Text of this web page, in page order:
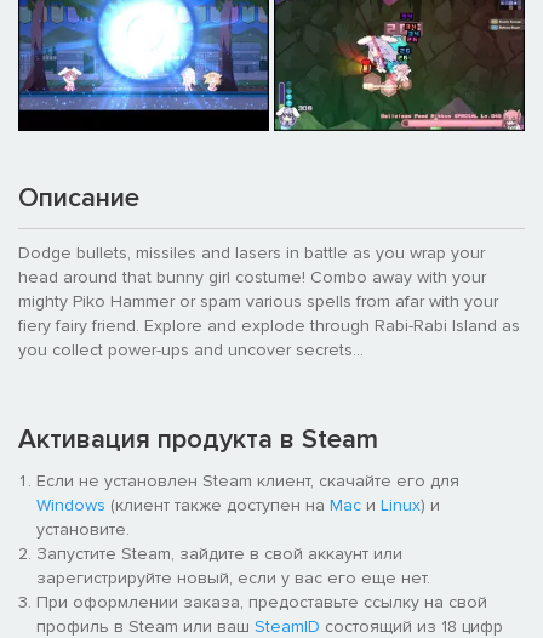
Описание
Dodge bullets, missiles and lasers in battle as you wrap your
head around that bunny girl costume! Combo away with your
mighty Piko Hammer or spam various spells from afar with your
fiery fairy friend. Explore and explode through Rabi-Rabi Island as
you collect power-ups and uncover secrets...
Активация продукта в Steam
Если не установлен Steam клиент, скачайте его для
Windows (клиент также доступен на Mac и Linux) и
установите.
Запустите Steam, зайдите в свой аккаунт или
зарегистрируйте новый, если у вас его еще нет.
При оформлении заказа, предоставьте ссылку на свой
профиль в Steam или ваш SteamID состоящий из 18 цифр